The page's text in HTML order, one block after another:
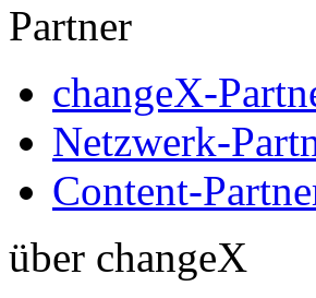
Partner
changeX-
Netzwerk-
Content-
über changeX